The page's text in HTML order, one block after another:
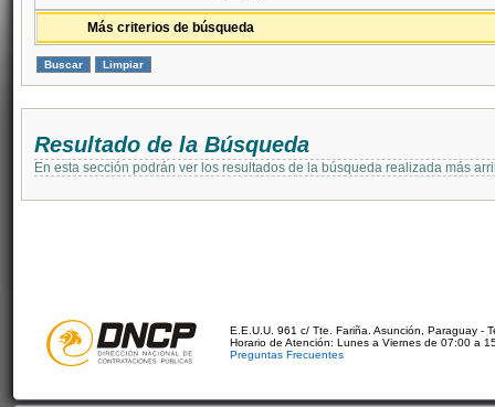
Más criterios de búsqueda
Resultado de la Búsqueda
En esta sección podrán ver los resultados de la búsqueda realizada más
E.E.U.U. 961 c/ Tte. Fariña. Asunción, Paraguay -
Horario de Atención: Lunes a Viernes de 07:00 a
Preguntas Frecuentes